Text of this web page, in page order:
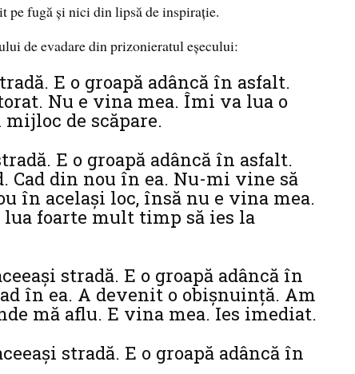
pe fugă şi nici din lipsă de inspiraţie.
de evadare din prizonieratul eşecului:
E o groapă adâncă în asfalt.
Nu e vina mea. Îmi va lua o
de scăpare.
E o groapă adâncă în asfalt.
Cad din nou în ea. Nu-mi vine să
în acelaşi loc, însă nu e vina mea.
lua foarte mult timp să ies la
stradă. E o groapă adâncă în
în ea. A devenit o obişnuinţă. Am
mă aflu. E vina mea. Ies imediat.
stradă. E o groapă adâncă în